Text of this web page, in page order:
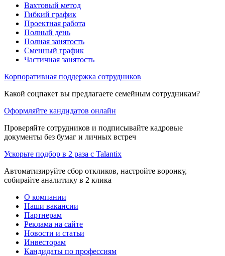
Вахтовый метод
Гибкий график
Проектная работа
Полный день
Полная занятость
Сменный график
Частичная занятость
Корпоративная поддержка сотрудников
Какой соцпакет вы предлагаете семейным сотрудникам?
Оформляйте кандидатов онлайн
Проверяйте сотрудников и подписывайте кадровые
документы без бумаг и личных встреч
Ускорьте подбор в 2 раза с Talantix
Автоматизируйте сбор откликов, настройте воронку,
собирайте аналитику в 2 клика
О компании
Наши вакансии
Партнерам
Реклама на сайте
Новости и статьи
Инвесторам
Кандидаты по профессиям